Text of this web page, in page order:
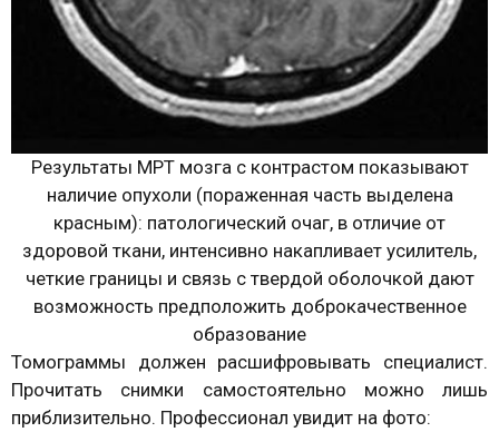
Результаты МРТ мозга с контрастом показывают
наличие опухоли (пораженная часть выделена
красным): патологический очаг, в отличие от
здоровой ткани, интенсивно накапливает усилитель,
четкие границы и связь с твердой оболочкой дают
возможность предположить доброкачественное
образование
Томограммы должен расшифровывать специалист.
Прочитать снимки самостоятельно можно лишь
приблизительно. Профессионал увидит на фото: